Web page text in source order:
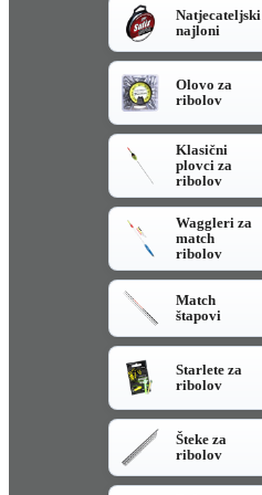
Natjecateljski
najloni
Olovo za
ribolov
Klasični
plovci za
ribolov
Waggleri za
match
ribolov
Match
štapovi
Starlete za
ribolov
Šteke za
ribolov